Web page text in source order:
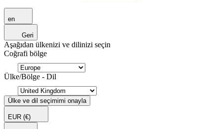
en
Geri
Aşağıdan ülkenizi ve dilinizi seçin
Coğrafi bölge
Ülke/Bölge - Dil
Ülke ve dil seçimimi onayla
EUR (€)